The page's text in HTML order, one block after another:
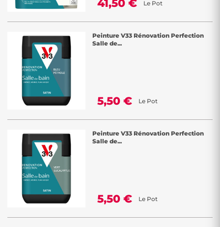
41,50 € Le Pot
Peinture V33 Rénovation Perfection
Salle de...
5,50 € Le Pot
Peinture V33 Rénovation Perfection
Salle de...
5,50 € Le Pot